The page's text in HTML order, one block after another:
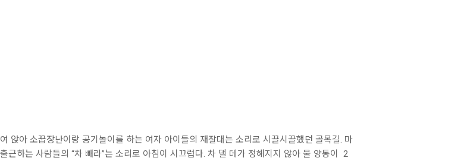
앉아 소꿉장난이랑 공기놀이를 하는 여자 아이들의 재잘대는 소리로 시끌시끌했던 골목길. 마
근하는 사람들의 “차 빼라”는 소리로 아침이 시끄럽다. 차 댈 데가 정해지지 않아 물 양동이 2